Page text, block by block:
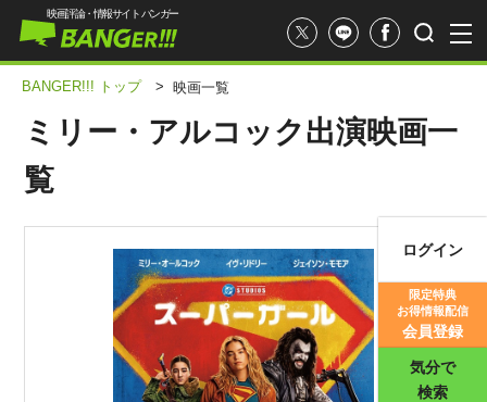
映画記事
映画評価
映画評論・情報サイト バンガー
ログイン
限定特典
お得情報配信
会員登録
気分で
検索
BANGER!!! トップ > 映画一覧
ミリー・アルコック出演映画一
覧